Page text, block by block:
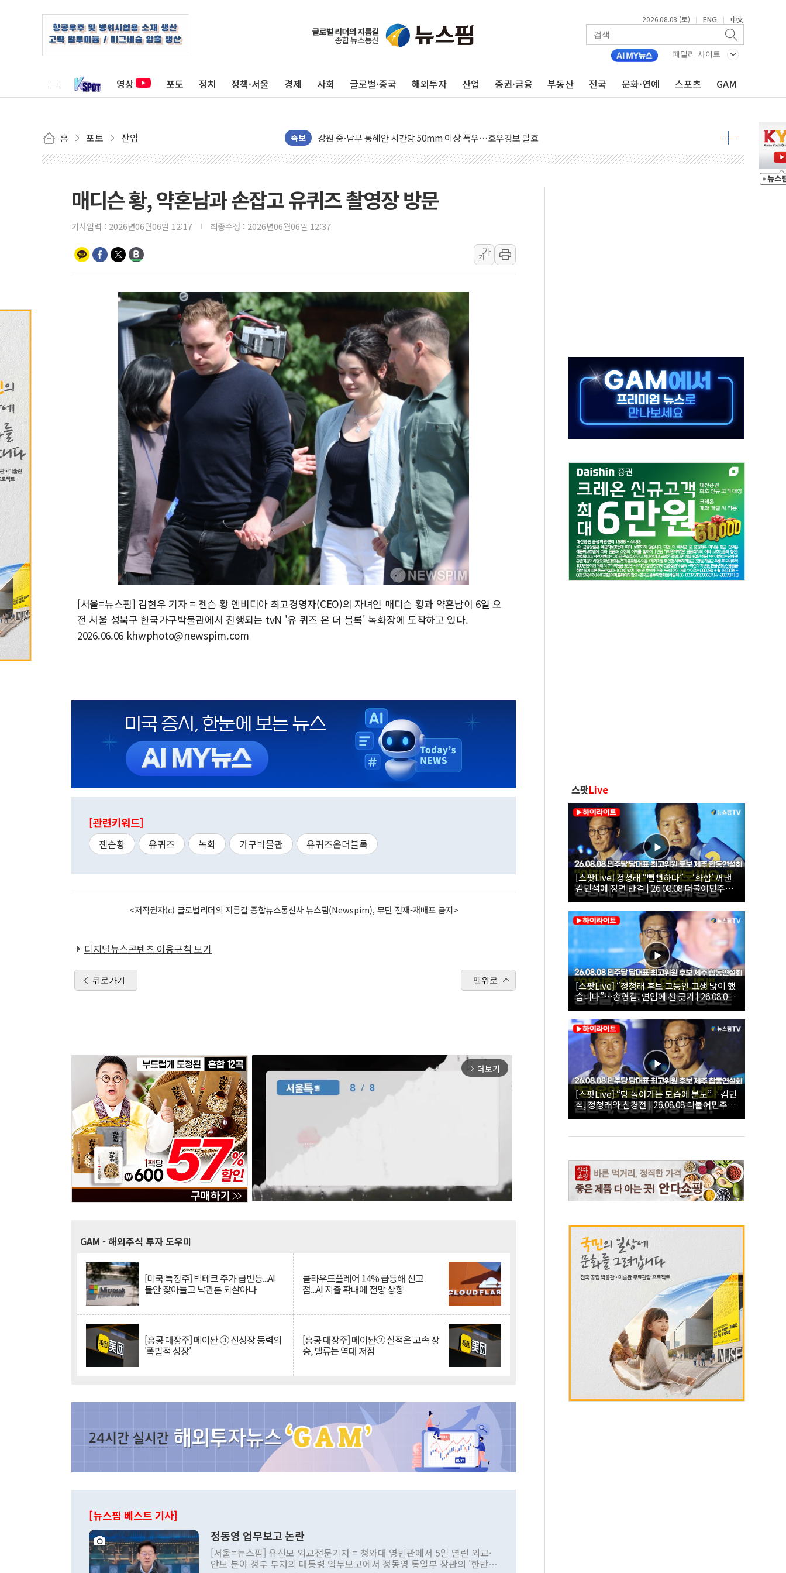
2026.08.08 (토) | ENG | 中文
패밀리 사이트
영상 포토 정치 정책·서울 경제 사회 글로벌·중국 해외투자 산업 증권·금융 부동산 전국 문화·연예 스포츠 GAM
홈 포토 산업 속보
동해중부 전 해상 풍랑주의보…10일까지 최대 3.5m 높은 물결
연일 폭염에 온열질환 사망 23명…정부, 비상대응기구 가동
인제 용대리 계곡서 수위 상승으로 피서객 7명 고립…전원 구조
동해시, 11~14일 '별똥별 멍' 운영…페르세우스 유성우 관측
청양 밭에서 일하던 90대 숨져…온열질환 여부 조사
폭염에 車 운전면허 기능시험 오전 집중 편성…체감온도 38도 넘으면 중단
'호우 특보' 경북 울진 시간당 20~30mm 강한 비...가뭄 해소될 듯
주말 무더위·열대야 지속…내륙 곳곳 소나기
오세훈 "용산공원 주택 검토, 민주당 스스로 원칙 뒤집는 것"
충북 주말 무더위 지속…청주·진천 35도, 곳곳 소나기
10월 보완수사권 폐지·공소청 출범…피해자들 '범죄 사각지대' 우려
한상협, 업계 개인정보 보안 새판 짠다…'자율규제단체' 타진
민주당, 오늘 제주·인천 경선 발표...김민석 '재역전' vs 정청래 '격차 확대'
뉴욕증시, 고용 쇼크에 금리 인상 우려 후퇴…S&P500 최고치
트럼프, 쿡 연준 이사 해임 재추진…"26일까지 의혹 소명" 요구
유럽증시, 美 고용 예상 밖 부진에 연준 금리 인상 가능성 낮아지며 상승… STOXX 600 지수는 나흘 연속 최고치
미 연준 매파 기세 꺾이나…고용 감소에 9월 동결 전망 우세
매디슨 황, 약혼남과 손잡고 유퀴즈 촬영장 방문
기사입력 : 2026년06월06일 12:17 최종수정 : 2026년06월06일 12:37
가
가
[서울=뉴스핌] 김현우 기자 = 젠슨 황 엔비디아 최고경영자(CEO)의 자녀인 매디슨 황과 약혼남이 6일 오
전 서울 성북구 한국가구박물관에서 진행되는 tvN '유 퀴즈 온 더 블록' 녹화장에 도착하고 있다.
2026.06.06 khwphoto@newspim.com
[관련키워드]
젠슨황 유퀴즈 녹화 가구박물관 유퀴즈온더블록
<저작권자(c) 글로벌리더의 지름길 종합뉴스통신사 뉴스핌(Newspim), 무단 전재-재배포 금지>
디지털뉴스콘텐츠 이용규칙 보기
뒤로가기 맨위로
arrow_forward_ios 더보기
GAM - 해외주식 투자 도우미
[미국 특징주] 빅테크 주가 급반등...AI
불안 잦아들고 낙관론 되살아나
클라우드플레어 14% 급등해 신고
점...AI 지출 확대에 전망 상향
[홍콩 대장주] 메이퇀 ③ 신성장 동력의
'폭발적 성장'
[홍콩 대장주] 메이퇀② 실적은 고속 상
승, 밸류는 역대 저점
[뉴스핌 베스트 기사]
정동영 업무보고 논란
[서울=뉴스핌] 유신모 외교전문기자 = 청와대 영빈관에서 5일 열린 외교·
안보 분야 정부 부처의 대통령 업무보고에서 정동영 통일부 장관의 '한반도
스팟Live
[스팟Live] 정청래 “뻔뻔하다”…‘화합’ 꺼낸
김민석에 정면 반격 | 26.08.08 더불어민주당
당대표·최고위원 후보 제주 합동연설회
[스팟Live] “정청래 후보 그동안 고생 많이 했
습니다”…송영길, 연임에 선 긋기 | 26.08.08
더불어민주당 당대표·최고위원 후보 제주 합
동연설회
[스팟Live] “당 돌아가는 모습에 분노”…김민
석, 정청래와 신경전 | 26.08.08 더불어민주당
당대표·최고위원 후보 제주 합동연설회